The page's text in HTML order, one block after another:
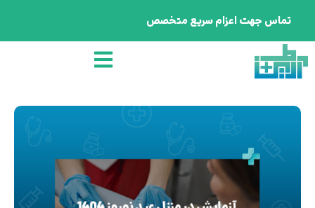
تماس جهت اعزام سریع متخصص